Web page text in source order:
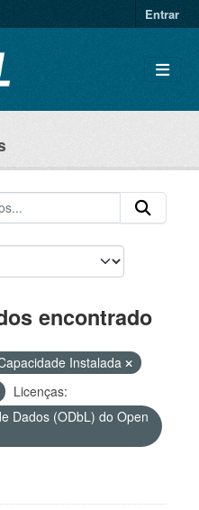
Entrar
encontrado
Instalada
Licenças:
Dados (ODbL) do Open